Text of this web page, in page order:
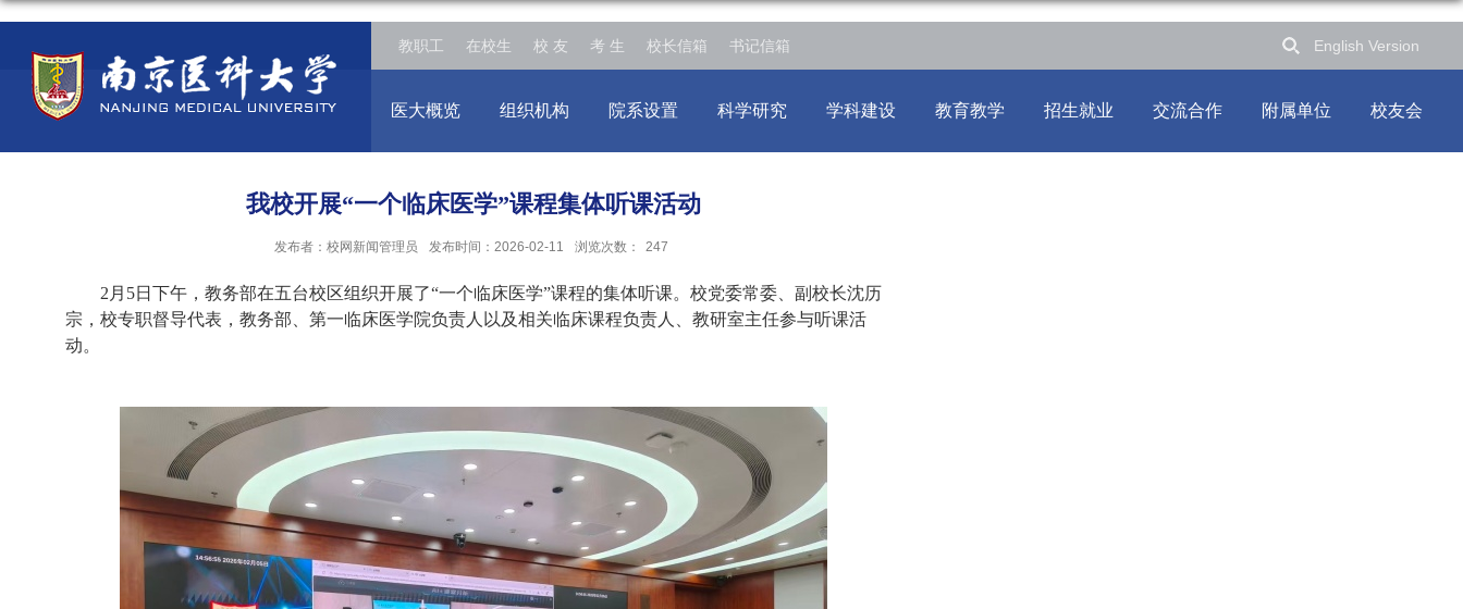
教职工 在校生 校 友 考 生 校长信箱 书记信箱 English Version
医大概览 组织机构 院系设置 科学研究 学科建设 教育教学 招生就业 交流合作 附属单位 校友会
我校开展“一个临床医学”课程集体听课活动
发布者：校网新闻管理员 发布时间：2026-02-11 浏览次数： 247
2月5日下午，教务部在五台校区组织开展了“一个临床医学”课程的集体听课。校党委常委、副校长沈历
宗，校专职督导代表，教务部、第一临床医学院负责人以及相关临床课程负责人、教研室主任参与听课活
动。